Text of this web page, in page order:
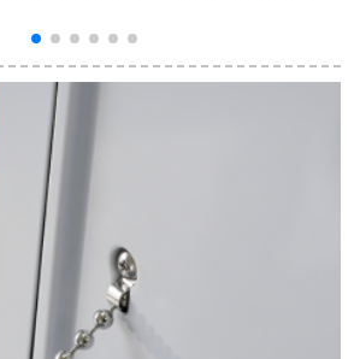
GLD A級B級自動車車
載冷蔵庫両用12小型
ハウス冷房蔵保温電
気220 Vと12 V【自家
用車両用】7.5 L
レーン自動車冷蔵庫